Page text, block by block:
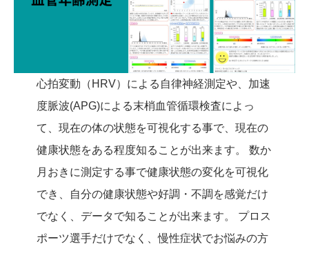
心拍変動（HRV）による自律神経測定や、加速
度脈波(APG)による末梢血管循環検査によっ
て、現在の体の状態を可視化する事で、現在の
健康状態をある程度知ることが出来ます。 数か
月おきに測定する事で健康状態の変化を可視化
でき、自分の健康状態や好調・不調を感覚だけ
でなく、データで知ることが出来ます。 プロス
ポーツ選手だけでなく、慢性症状でお悩みの方